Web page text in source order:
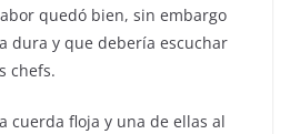
quedó bien, sin embargo
dura y que debería escuchar
chefs.
cuerda floja y una de ellas al